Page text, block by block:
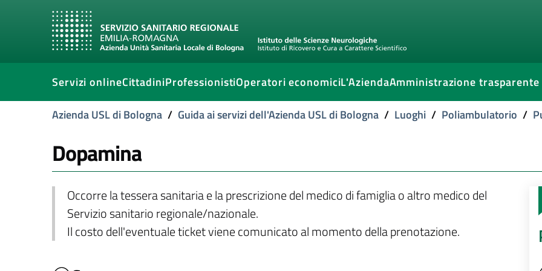
Servizi onlineCittadiniProfessionistiOperatori economiciL'AziendaAmministrazione trasparente
Azienda USL di Bologna / Guida ai servizi dell'Azienda USL di Bologna / Luoghi / Poliambulatorio /
Dopamina
Occorre la tessera sanitaria e la prescrizione del medico di famiglia o altro medico del
Servizio sanitario regionale/nazionale.
Il costo dell'eventuale ticket viene comunicato al momento della prenotazione.